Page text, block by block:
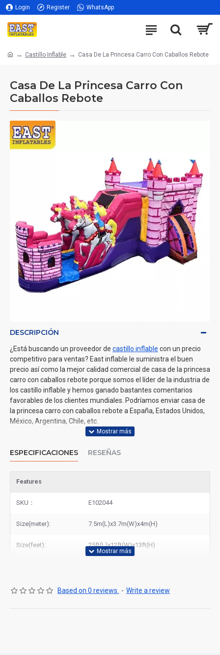
Login Register WhatsApp
Castillo Inflable Casa De La Princesa Carro Con Caballos Rebote
Casa De La Princesa Carro Con
Caballos Rebote
DESCRIPCIÓN
¿Está buscando un proveedor de castillo inflable con un precio
competitivo para ventas? East inflable le suministra el buen
precio así como la mejor calidad comercial de casa de la princesa
carro con caballos rebote porque somos el líder de la industria de
los castillo inflable y hemos ganado bastantes comentarios
favorables de los clientes mundiales. Podríamos enviar casa de
la princesa carro con caballos rebote a España, Estados Unidos,
México, Argentina, Chile, etc.
ESPECIFICACIONES RESEÑAS
Features
SKU： E102044
Size(meter): 7.5m(L)x3.7m(W)x4m(H)
Size(feet): 25ft(L)x12ft(W)x13ft(H)
Based on 0 reviews. - Write a review